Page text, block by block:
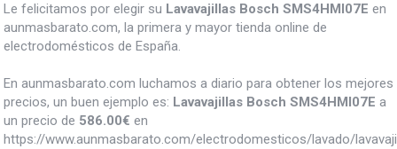
Le felicitamos por elegir su Lavavajillas Bosch SMS4HMI07E en
aunmasbarato.com, la primera y mayor tienda online de
electrodomésticos de España.
En aunmasbarato.com luchamos a diario para obtener los mejores
precios, un buen ejemplo es: Lavavajillas Bosch SMS4HMI07E a
un precio de 586.00€ en
https://www.aunmasbarato.com/electrodomesticos/lavado/